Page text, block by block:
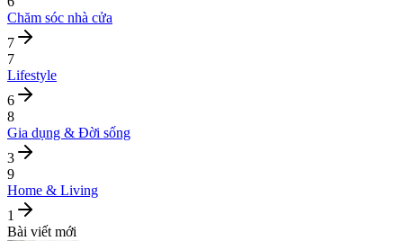
Chăm sóc nhà cửa
7
7
Lifestyle
6
8
Gia dụng & Đời sống
3
9
Home & Living
1
Bài viết mới